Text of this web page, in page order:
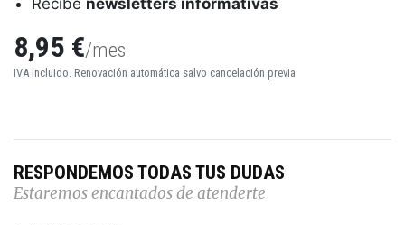
Recibe newsletters informativas
8,95 €/mes
IVA incluido. Renovación automática salvo cancelación previa
RESPONDEMOS TODAS TUS DUDAS
Estaremos encantados de atenderte